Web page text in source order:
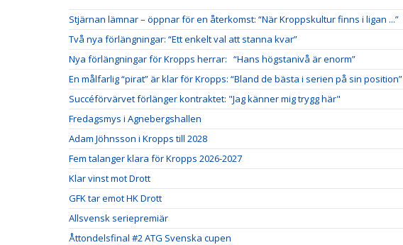
Stjärnan lämnar – öppnar för en återkomst: “När Kroppskultur finns i ligan ...”
Två nya förlängningar: “Ett enkelt val att stanna kvar”
Nya förlängningar för Kropps herrar: “Hans högstanivå är enorm”
En målfarlig “pirat” är klar för Kropps: “Bland de bästa i serien på sin position”
Succéförvärvet förlänger kontraktet: "Jag känner mig trygg här"
Fredagsmys i Agnebergshallen
Adam Jöhnsson i Kropps till 2028
Fem talanger klara för Kropps 2026-2027
Klar vinst mot Drott
GFK tar emot HK Drott
Allsvensk seriepremiär
Åttondelsfinal #2 ATG Svenska cupen